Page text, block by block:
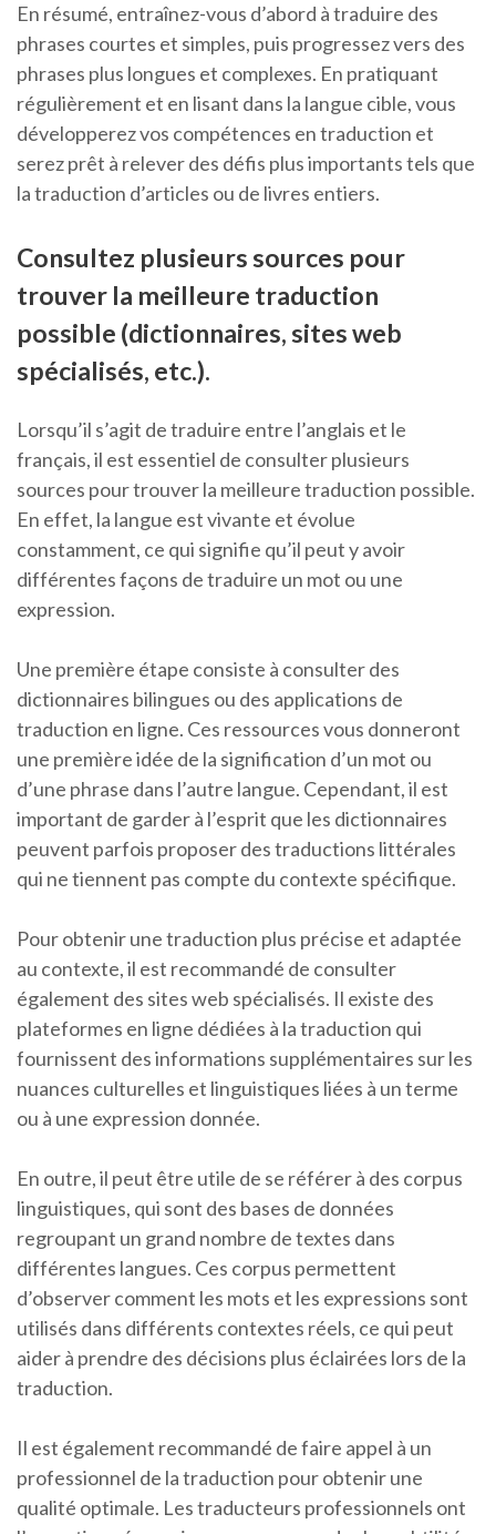
En résumé, entraînez-vous d’abord à traduire des
phrases courtes et simples, puis progressez vers des
phrases plus longues et complexes. En pratiquant
régulièrement et en lisant dans la langue cible, vous
développerez vos compétences en traduction et
serez prêt à relever des défis plus importants tels que
la traduction d’articles ou de livres entiers.
Consultez plusieurs sources pour
trouver la meilleure traduction
possible (dictionnaires, sites web
spécialisés, etc.).
Lorsqu’il s’agit de traduire entre l’anglais et le
français, il est essentiel de consulter plusieurs
sources pour trouver la meilleure traduction possible.
En effet, la langue est vivante et évolue
constamment, ce qui signifie qu’il peut y avoir
différentes façons de traduire un mot ou une
expression.
Une première étape consiste à consulter des
dictionnaires bilingues ou des applications de
traduction en ligne. Ces ressources vous donneront
une première idée de la signification d’un mot ou
d’une phrase dans l’autre langue. Cependant, il est
important de garder à l’esprit que les dictionnaires
peuvent parfois proposer des traductions littérales
qui ne tiennent pas compte du contexte spécifique.
Pour obtenir une traduction plus précise et adaptée
au contexte, il est recommandé de consulter
également des sites web spécialisés. Il existe des
plateformes en ligne dédiées à la traduction qui
fournissent des informations supplémentaires sur les
nuances culturelles et linguistiques liées à un terme
ou à une expression donnée.
En outre, il peut être utile de se référer à des corpus
linguistiques, qui sont des bases de données
regroupant un grand nombre de textes dans
différentes langues. Ces corpus permettent
d’observer comment les mots et les expressions sont
utilisés dans différents contextes réels, ce qui peut
aider à prendre des décisions plus éclairées lors de la
traduction.
Il est également recommandé de faire appel à un
professionnel de la traduction pour obtenir une
qualité optimale. Les traducteurs professionnels ont